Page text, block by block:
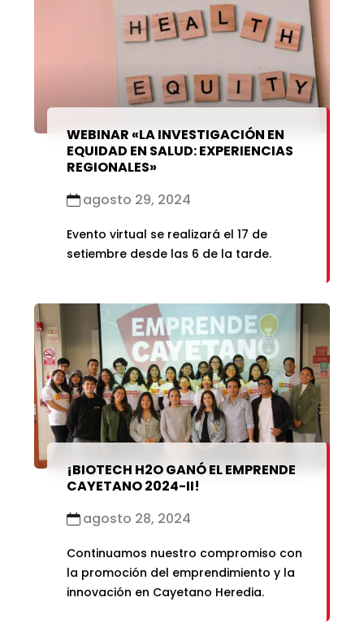
febrero 2021
enero 2019
WEBINAR «LA INVESTIGACIÓN EN
EQUIDAD EN SALUD: EXPERIENCIAS
REGIONALES»
agosto 29, 2024
Evento virtual se realizará el 17 de
setiembre desde las 6 de la tarde.
¡BIOTECH H2O GANÓ EL EMPRENDE
CAYETANO 2024-II!
agosto 28, 2024
Continuamos nuestro compromiso con
la promoción del emprendimiento y la
innovación en Cayetano Heredia.